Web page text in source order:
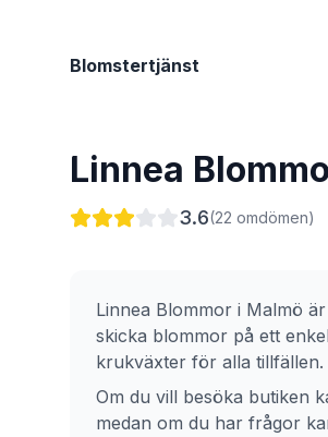
Blomstertjänst
Linnea
3.6(22 omdömen)
Linnea Blommor i Malmö
skicka blommor på ett
krukväxter för alla tillfällen.
Om du vill besöka butiken
medan om du har frågor